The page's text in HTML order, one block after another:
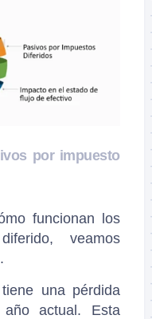
por impuesto
funcionan los
veamos
una pérdida
actual. Esta